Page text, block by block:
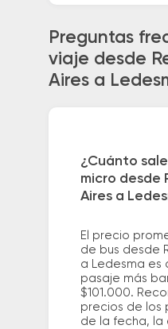
Preguntas
viaje desde
Aires a
¿Cuánto
micro desde
Aires a
El precio
de bus desde
a Ledesma es
pasaje más
$101.000.
precios de los
de la fecha, la